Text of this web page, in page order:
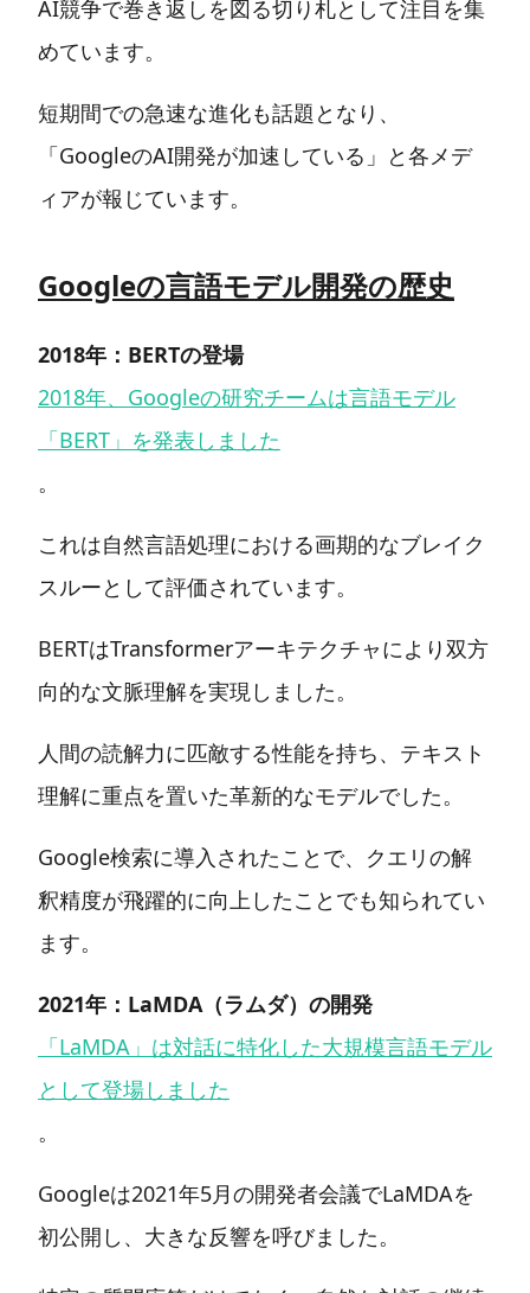
AI競争で巻き返しを図る切り札として注目を集
めています。
短期間での急速な進化も話題となり、
「GoogleのAI開発が加速している」と各メデ
ィアが報じています。
Googleの言語モデル開発の歴史
2018年：BERTの登場
2018年、Googleの研究チームは言語モデル
「BERT」を発表しました
。
これは自然言語処理における画期的なブレイク
スルーとして評価されています。
BERTはTransformerアーキテクチャにより双方
向的な文脈理解を実現しました。
人間の読解力に匹敵する性能を持ち、テキスト
理解に重点を置いた革新的なモデルでした。
Google検索に導入されたことで、クエリの解
釈精度が飛躍的に向上したことでも知られてい
ます。
2021年：LaMDA（ラムダ）の開発
「LaMDA」は対話に特化した大規模言語モデル
として登場しました
。
Googleは2021年5月の開発者会議でLaMDAを
初公開し、大きな反響を呼びました。